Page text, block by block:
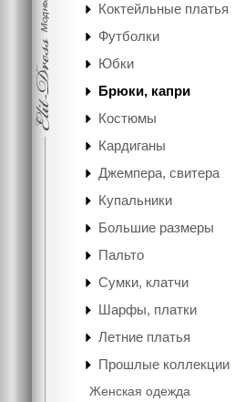
Коктейльные платья
Футболки
Юбки
Брюки, капри
Костюмы
Кардиганы
Джемпера, свитера
Купальники
Большие размеры
Пальто
Сумки, клатчи
Шарфы, платки
Летние платья
Прошлые коллекции
Женская одежда